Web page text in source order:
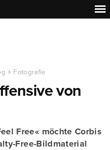
Fotografie
von
Free« möchte Corbis
Free-Bildmaterial